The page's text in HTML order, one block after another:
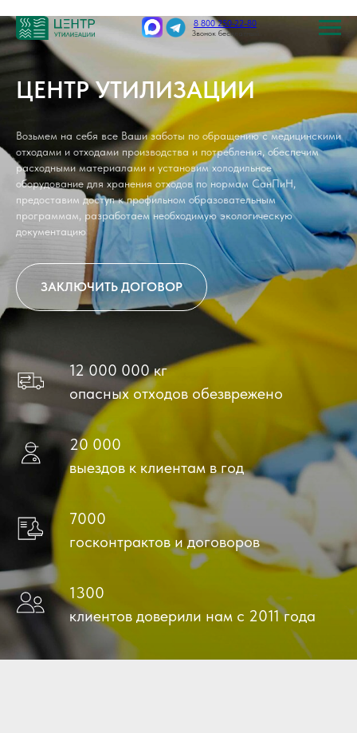
Звонок бесплатный
8 800 250-22-80
ЦЕНТР УТИЛИЗАЦИИ
Возьмем на себя все Ваши заботы по обращению с медицинскими
отходами и отходами производства и потребления, обеспечим
расходными материалами и установим холодильное
оборудование для хранения отходов по нормам СанПиН,
предоставим доступ к профильном образовательным
программам, разработаем необходимую экологическую
документацию
ЗАКЛЮЧИТЬ ДОГОВОР
12 000 000 кг
опасных отходов обезврежено
20 000
выездов к клиентам в год
7000
госконтрактов и договоров
1300
клиентов доверили нам с 2011 года